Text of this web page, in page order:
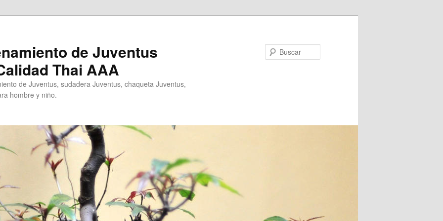
de Juventus
Thai AAA
de Juventus, sudadera Juventus, chaqueta Juventus,
hombre y niño.